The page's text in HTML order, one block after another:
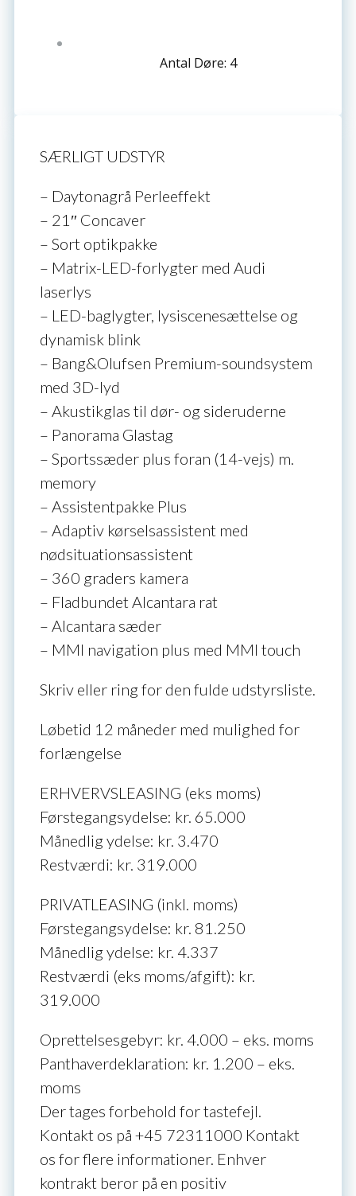
Antal Døre: 4
SÆRLIGT UDSTYR
– Daytonagrå Perleeffekt
– 21″ Concaver
– Sort optikpakke
– Matrix-LED-forlygter med Audi
laserlys
– LED-baglygter, lysiscenesættelse og
dynamisk blink
– Bang&Olufsen Premium-soundsystem
med 3D-lyd
– Akustikglas til dør- og sideruderne
– Panorama Glastag
– Sportssæder plus foran (14-vejs) m.
memory
– Assistentpakke Plus
– Adaptiv kørselsassistent med
nødsituationsassistent
– 360 graders kamera
– Fladbundet Alcantara rat
– Alcantara sæder
– MMI navigation plus med MMI touch
Skriv eller ring for den fulde udstyrsliste.
Løbetid 12 måneder med mulighed for
forlængelse
ERHVERVSLEASING (eks moms)
Førstegangsydelse: kr. 65.000
Månedlig ydelse: kr. 3.470
Restværdi: kr. 319.000
PRIVATLEASING (inkl. moms)
Førstegangsydelse: kr. 81.250
Månedlig ydelse: kr. 4.337
Restværdi (eks moms/afgift): kr.
319.000
Oprettelsesgebyr: kr. 4.000 – eks. moms
Panthaverdeklaration: kr. 1.200 – eks.
moms
Der tages forbehold for tastefejl.
Kontakt os på +45 72311000 Kontakt
os for flere informationer. Enhver
kontrakt beror på en positiv